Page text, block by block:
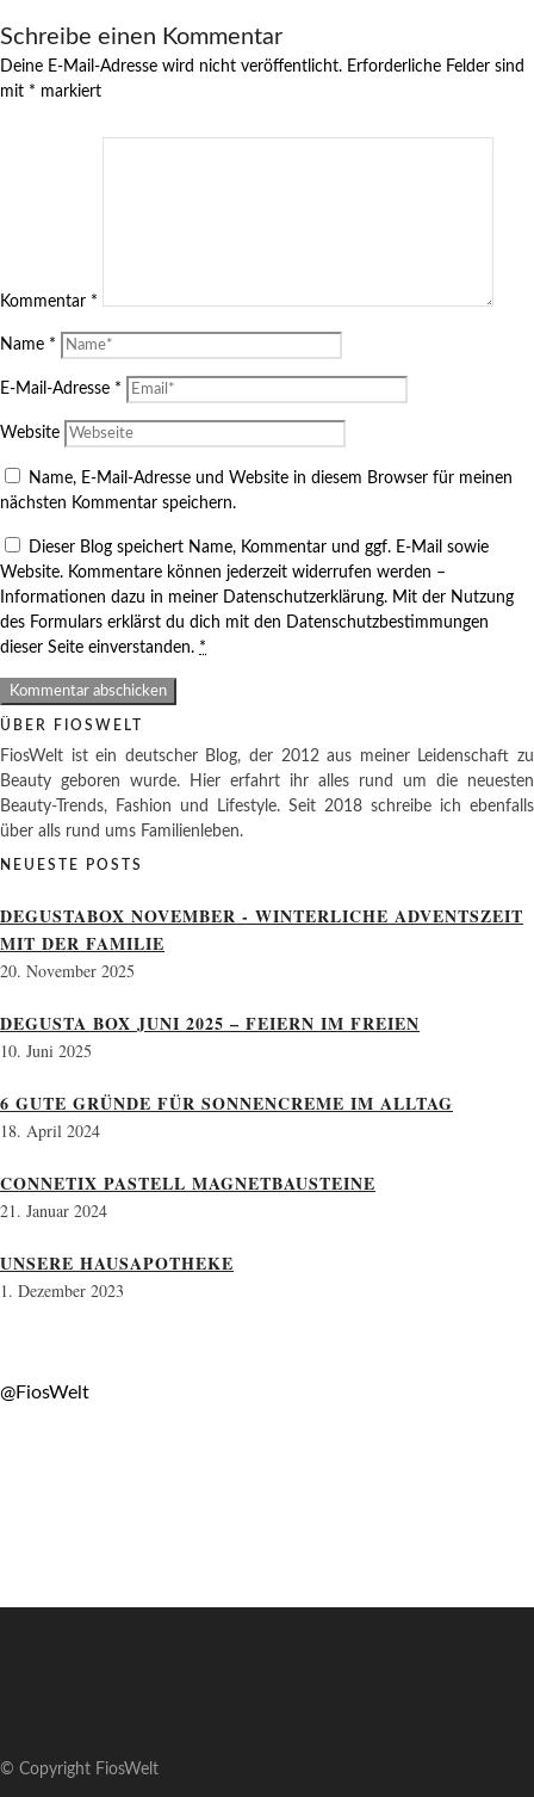
Schreibe einen Kommentar
Deine E-Mail-Adresse wird nicht veröffentlicht. Erforderliche Felder sind
mit * markiert
Kommentar *
Name *
E-Mail-Adresse *
Website
Name, E-Mail-Adresse und Website in diesem Browser für meinen
nächsten Kommentar speichern.
Dieser Blog speichert Name, Kommentar und ggf. E-Mail sowie
Website. Kommentare können jederzeit widerrufen werden –
Informationen dazu in meiner Datenschutzerklärung. Mit der Nutzung
des Formulars erklärst du dich mit den Datenschutzbestimmungen
dieser Seite einverstanden. *
ÜBER FIOSWELT
FiosWelt ist ein deutscher Blog, der 2012 aus meiner Leidenschaft zu
Beauty geboren wurde. Hier erfahrt ihr alles rund um die neuesten
Beauty-Trends, Fashion und Lifestyle. Seit 2018 schreibe ich ebenfalls
über alls rund ums Familienleben.
NEUESTE POSTS
DEGUSTABOX NOVEMBER - WINTERLICHE ADVENTSZEIT
MIT DER FAMILIE
20. November 2025
DEGUSTA BOX JUNI 2025 – FEIERN IM FREIEN
10. Juni 2025
6 GUTE GRÜNDE FÜR SONNENCREME IM ALLTAG
18. April 2024
CONNETIX PASTELL MAGNETBAUSTEINE
21. Januar 2024
UNSERE HAUSAPOTHEKE
1. Dezember 2023
@FiosWelt
© Copyright FiosWelt